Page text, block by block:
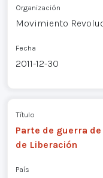
Organización
Movimiento
Fecha
2011-12-30
Título
Parte de guerra
de Liberación
País